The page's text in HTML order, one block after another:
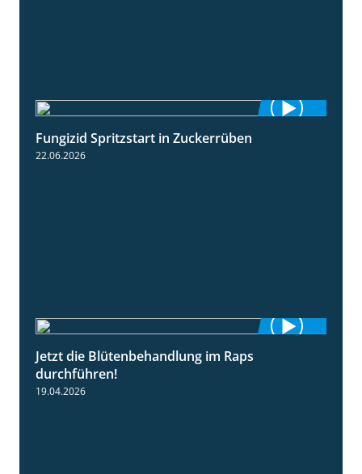
Fungizid Spritzstart in Zuckerrüben
22.06.2026
Jetzt die Blütenbehandlung im Raps
durchführen!
19.04.2026